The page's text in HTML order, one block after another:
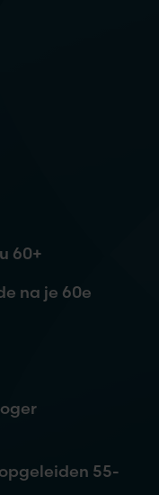
60+
na je 60e
55-
te ontvangen of